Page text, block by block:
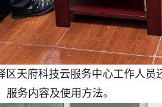
区天府科技云服务中心工作人
服务内容及使用方法。